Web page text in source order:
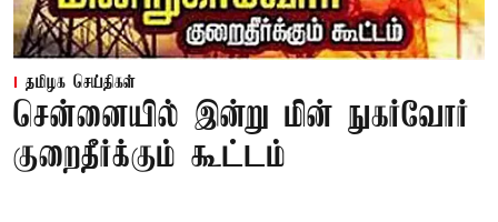
தமிழக செய்திகள்
சென்னையில் இன்று மின் நுகர்வோர்
குறைதீர்க்கும் கூட்டம்